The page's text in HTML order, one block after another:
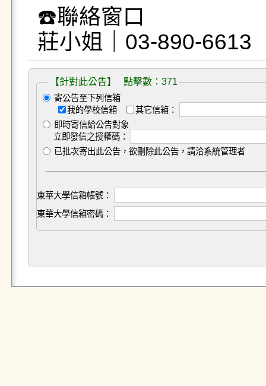
☎️聯絡窗口
莊小姐｜03-890-6613
【針對此公告】 點擊數：371
寄公告至下列信箱
我的學校信箱
其它信箱：
即時寄信給公告對象
立即發信之授權碼：
已批次寄出此公告，欲刪除此公告，請洽系統管理者
東華大學信箱帳號：
東華大學信箱密碼：